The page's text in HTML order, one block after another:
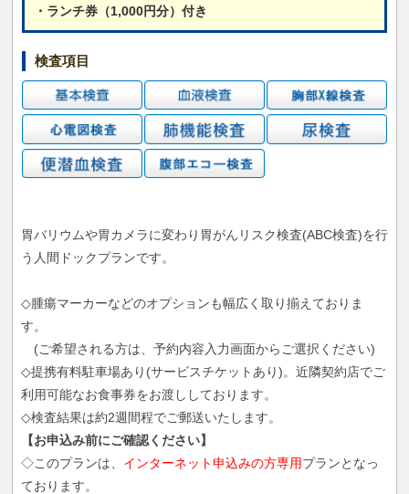
・ランチ券（1,000円分）付き
検査項目
胃バリウムや胃カメラに変わり胃がんリスク検査(ABC検査)を行
う人間ドックプランです。
◇腫瘍マーカーなどのオプションも幅広く取り揃えておりま
す。
(ご希望される方は、予約内容入力画面からご選択ください)
◇提携有料駐車場あり(サービスチケットあり)。近隣契約店でご
利用可能なお食事券をお渡ししております。
◇検査結果は約2週間程でご郵送いたします。
【お申込み前にご確認ください】
◇このプランは、 インターネット申込みの方専用プランとなっ
ております。